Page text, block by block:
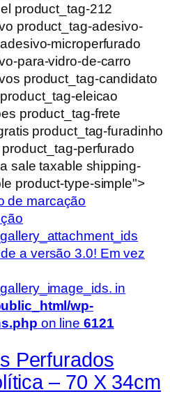
product_tag-212
product_tag-adesivo-
microperfurado
para-vidro-de-carro
product_tag-candidato
eleicao
product_tag-frete
product_tag-furadinho
perfurado
sale taxable shipping-
product-type-simple">
a versão 3.0! Em vez
in
wp-
on line 6121
Perfurados
– 70 X 34cm